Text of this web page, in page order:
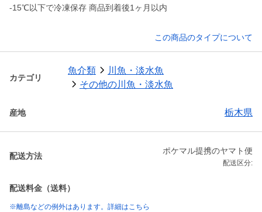
-15℃以下で冷凍保存 商品到着後1ヶ月以内
この商品のタイプについて
カテゴリ
魚介類
川魚・淡水魚
その他の川魚・淡水魚
産地 栃木県
配送方法
ポケマル提携のヤマト便
配送区分:
配送料金（送料）
※離島などの例外はあります。詳細はこちら